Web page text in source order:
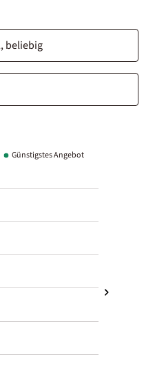
Günstigstes Angebot